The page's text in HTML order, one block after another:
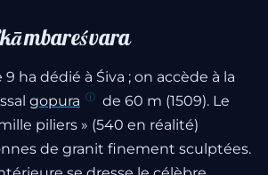
ha dédié à Śiva ; on accède à la
gopura
de 60 m (1509). Le
piliers » (540 en réalité)
de granit finement sculptées.